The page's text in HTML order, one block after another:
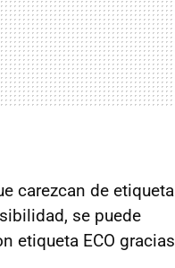
carezcan de etiqueta
se puede
etiqueta ECO gracias